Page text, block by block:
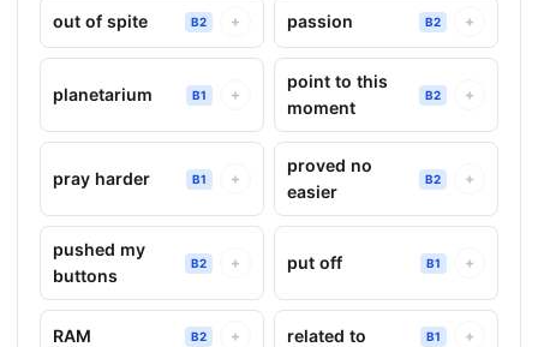
out of spite B2 + passion B2 +
planetarium B1 +
point to this
moment
B2 +
pray harder B1 +
proved no
easier
B2 +
pushed my
buttons
B2 + put off B1 +
RAM B2 + related to B1 +